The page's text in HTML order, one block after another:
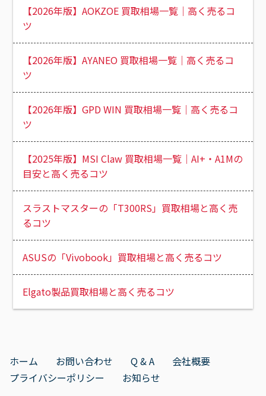
【2026年版】AOKZOE 買取相場一覧｜高く売るコ
ツ
【2026年版】AYANEO 買取相場一覧｜高く売るコ
ツ
【2026年版】GPD WIN 買取相場一覧｜高く売るコ
ツ
【2025年版】MSI Claw 買取相場一覧｜AI+・A1Mの
目安と高く売るコツ
スラストマスターの「T300RS」買取相場と高く売
るコツ
ASUSの「Vivobook」買取相場と高く売るコツ
Elgato製品買取相場と高く売るコツ
ホーム お問い合わせ Q & A
会社概要
プライバシーポリシー
お知らせ